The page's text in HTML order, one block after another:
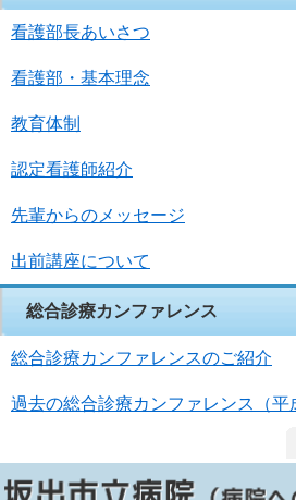
看護部長あいさつ
看護部・基本理念
教育体制
認定看護師紹介
先輩からのメッセージ
出前講座について
総合診療カンファレンス
総合診療カンファレンスのご紹介
過去の総合診療カンファレンス（平